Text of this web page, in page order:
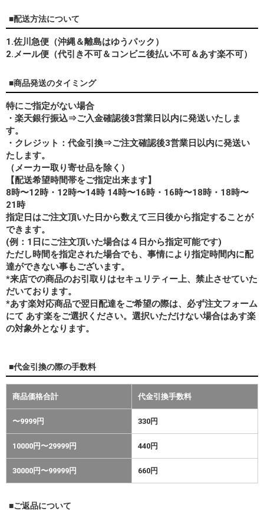
■配送方法について
1.佐川急便（沖縄＆離島はゆうパック）
2.メール便（代引き不可＆コンビニ後払い不可＆あす楽不可）
■商品発送のタイミング
特にご指定がない場合
・楽天銀行振込⇒ご入金確認後3営業日以内に発送いたしま
す。
・クレジット：代金引換⇒ご注文確認後3営業日以内に発送い
たします。
（メーカー取り寄せ品を除く）
【配送希望時間帯をご指定出来ます】
8時〜12時・12時〜14時 14時〜16時・16時〜18時・18時〜
21時
指定日はご注文頂いた日から数えて三日後から指定することが
できます。
(例：1日にご注文頂いた場合は４日から指定可能です)
ただし時間を指定された場合でも、事情により指定時間内に配
達ができない事もございます。
*来店での商品のお引取りはセキュリティー上、禁止させていた
だいております。
*あす楽対応商品で翌日配達をご希望の際は、必ず注文フォーム
にて あす楽をご選択ください。選択いただけない場合はあす楽
の対象外となります。
■代金引換の際の手数料
商品価格合計 代金引換手数料
〜9999円 330円
10000円〜29999円 440円
30000円〜99999円 660円
■ご返品について